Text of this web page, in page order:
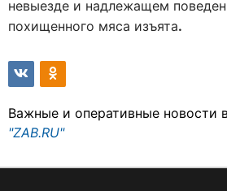
невыезде и надлежащем
похищенного мяса изъята.
Важные и оперативные новости
"ZAB.RU"